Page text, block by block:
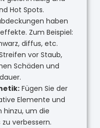
Hot Spots.
haben
Zum Beispiel:
diffus, etc.
vor Staub,
Schäden und
Fügen Sie der
Elemente und
hinzu, um die
verbessern.